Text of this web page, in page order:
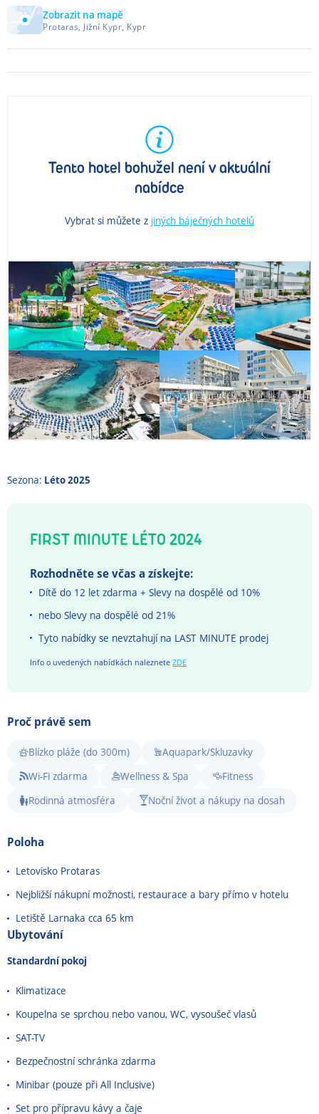
Zobrazit na mapě
Protaras, Jižní Kypr, Kypr
Tento hotel bohužel není v aktuální
nabídce
Vybrat si můžete z jiných báječných hotelů
Sezona: Léto 2025
FIRST MINUTE LÉTO 2024
Rozhodněte se včas a získejte:
Dítě do 12 let zdarma + Slevy na dospělé od 10%
nebo Slevy na dospělé od 21%
Tyto nabídky se nevztahují na LAST MINUTE prodej
Info o uvedených nabídkách naleznete ZDE
Proč právě sem
Blízko pláže (do 300m)
Aquapark/Skluzavky
Wi-Fi zdarma
Wellness & Spa
Fitness
Rodinná atmosféra
Noční život a nákupy na dosah
Poloha
Letovisko Protaras
Nejbližší nákupní možnosti, restaurace a bary přímo v hotelu
Letiště Larnaka cca 65 km
Ubytování
Standardní pokoj
Klimatizace
Koupelna se sprchou nebo vanou, WC, vysoušeč vlasů
SAT-TV
Bezpečnostní schránka zdarma
Minibar (pouze při All Inclusive)
Set pro přípravu kávy a čaje